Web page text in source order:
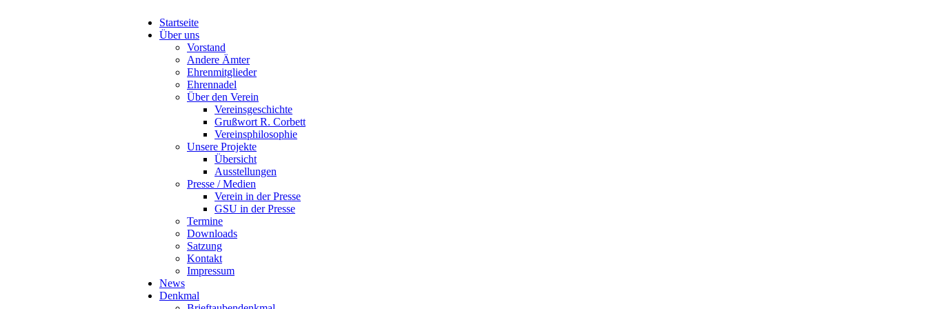
Startseite
Über uns
Vorstand
Andere Ämter
Ehrenmitglieder
Ehrennadel
Über den Verein
Vereinsgeschichte
Grußwort R. Corbett
Vereinsphilosophie
Unsere Projekte
Übersicht
Ausstellungen
Presse / Medien
Verein in der Presse
GSU in der Presse
Termine
Downloads
Satzung
Kontakt
Impressum
News
Denkmal